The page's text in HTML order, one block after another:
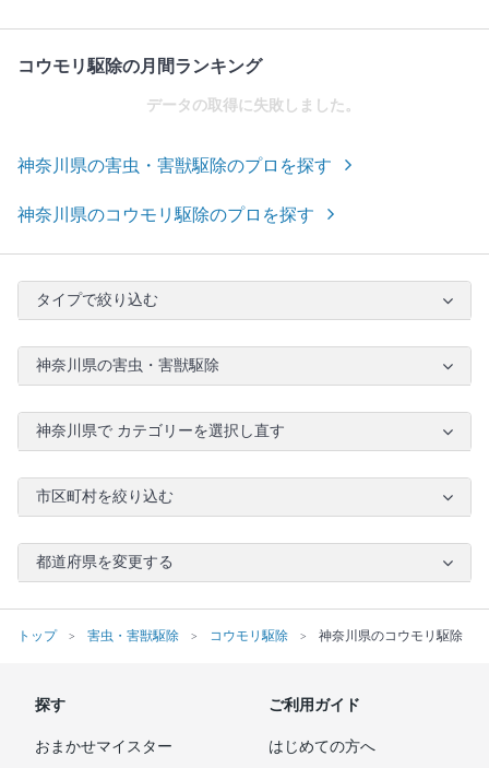
コウモリ駆除の月間ランキング
データの取得に失敗しました。
神奈川県の害虫・害獣駆除のプロを探す
神奈川県のコウモリ駆除のプロを探す
タイプで絞り込む
神奈川県の害虫・害獣駆除
神奈川県で カテゴリーを選択し直す
市区町村を絞り込む
都道府県を変更する
トップ 害虫・害獣駆除 コウモリ駆除 神奈川県のコウモリ駆除
探す
おまかせマイスター
ご利用ガイド
はじめての方へ